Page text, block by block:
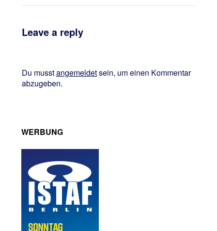
Leave a reply
Du musstangemeldetsein, um einen Kommentar
abzugeben.
WERBUNG